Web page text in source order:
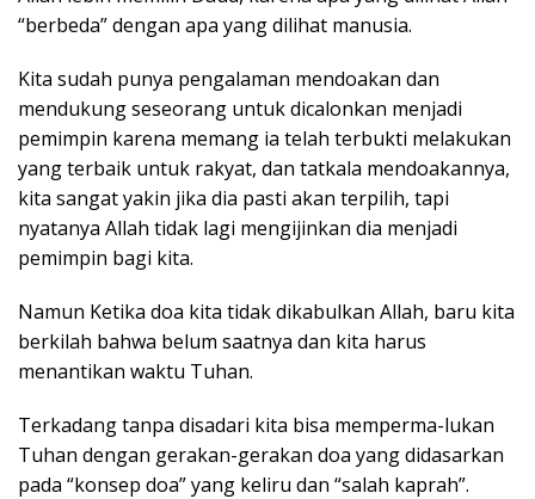
“berbeda” dengan apa yang dilihat manusia.
Kita sudah punya pengalaman mendoakan dan
mendukung seseorang untuk dicalonkan menjadi
pemimpin karena memang ia telah terbukti melakukan
yang terbaik untuk rakyat, dan tatkala mendoakannya,
kita sangat yakin jika dia pasti akan terpilih, tapi
nyatanya Allah tidak lagi mengijinkan dia menjadi
pemimpin bagi kita.
Namun Ketika doa kita tidak dikabulkan Allah, baru kita
berkilah bahwa belum saatnya dan kita harus
menantikan waktu Tuhan.
Terkadang tanpa disadari kita bisa memperma-lukan
Tuhan dengan gerakan-gerakan doa yang didasarkan
pada “konsep doa” yang keliru dan “salah kaprah”.